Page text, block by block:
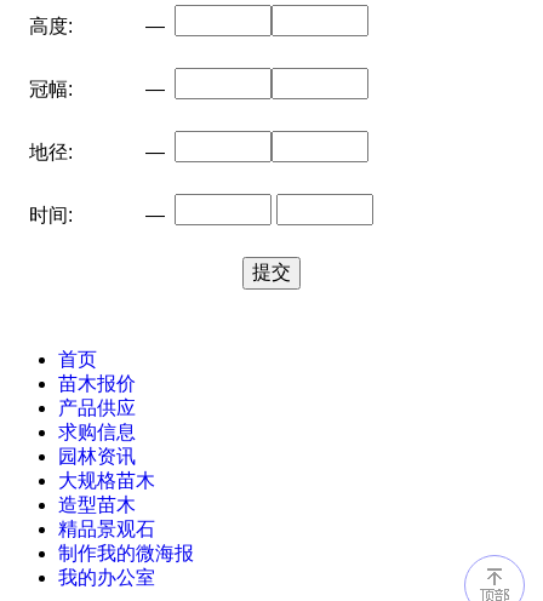
高度: —
冠幅: —
地径: —
时间: —
首页
苗木报价
产品供应
求购信息
园林资讯
大规格苗木
造型苗木
精品景观石
制作我的微海报
我的办公室